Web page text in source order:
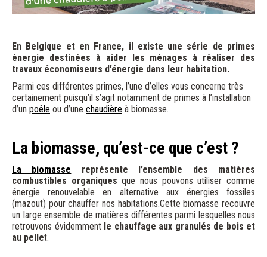
En Belgique et en France, il existe une série de primes
énergie destinées à aider les ménages à réaliser des
travaux économiseurs d’énergie dans leur habitation.
Parmi ces différentes primes, l’une d’elles vous concerne très
certainement puisqu’il s’agit notamment de primes à l’installation
d’un poêle ou d’une chaudière à biomasse.
La biomasse, qu’est-ce que c’est ?
La biomasse représente l’ensemble des matières
combustibles organiques que nous pouvons utiliser comme
énergie renouvelable en alternative aux énergies fossiles
(mazout) pour chauffer nos habitations.Cette biomasse recouvre
un large ensemble de matières différentes parmi lesquelles nous
retrouvons évidemmentle chauffage aux granulés de bois et
au pellet.